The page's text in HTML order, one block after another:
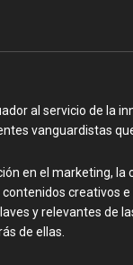
al servicio de la
vanguardistas
en el marketing, la
creativos
y relevantes de
de ellas.